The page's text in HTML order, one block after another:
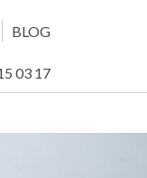
BLOG
03 17